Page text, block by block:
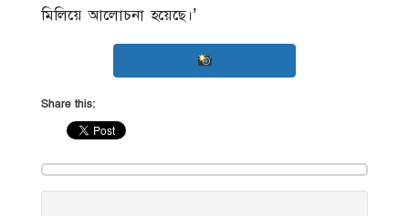
মিলিয়ে আলোচনা হয়েছে।’
Share this: